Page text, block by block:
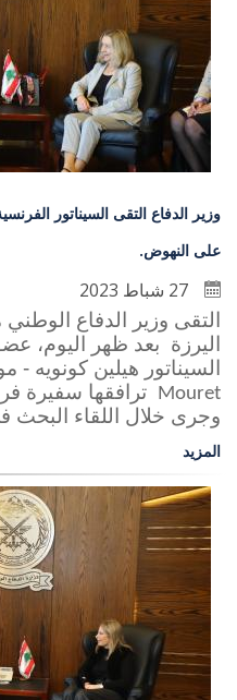
وزير الدفاع التقى السيناتور
على النهوض.
التقى وزير الدفاع
اليرزة بعد ظهر اليوم،
السيناتور هيلين كونويه -
Mouret ترافقها سفيرة
وجرى خلال اللقاء البحث
المزيد